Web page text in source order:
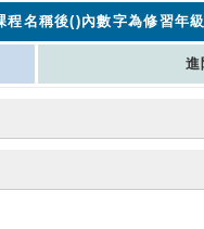
程名稱後()內數字為修習年
進